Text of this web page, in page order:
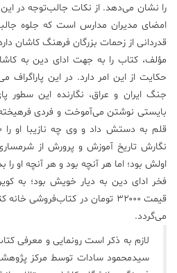
را نشان می‌دهد. از نکات جالب‌توجه در
امضای مدیران مدارس است که جلوه
قدردانی از زحمات بزرگان فرهنگ کاشان
مؤلف، کتاب را به جهت ادای دین به
حکایت از این امر دارد. در این پاراگراف
جنگ ایران و عراق، نگارنده این
بایستی نوشتن می‌آموخت و فردی
نگارش تاریخ آموزش و پرورش از
اولش بود؛ اما هر آنچه بود و هر آنچه او
فخر ادای دین به دیار خویش بود؛ به
قیمت ۳۲۰۰۰ تومان در
می‌گردد.
لازم به ذکر است رونمایی و معرفی
سیدمحمود سادات توسط مرکز